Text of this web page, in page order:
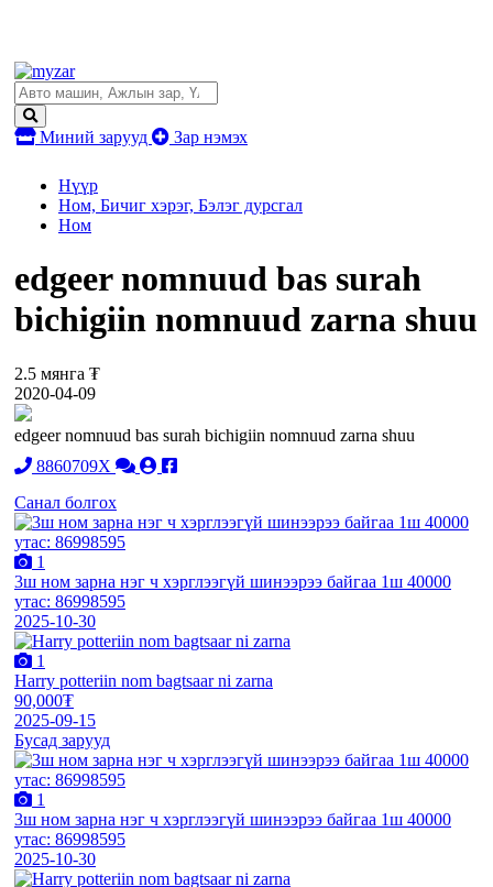
Миний зарууд Зар нэмэх
Нүүр
Ном, Бичиг хэрэг, Бэлэг дурсгал
Ном
edgeer nomnuud bas surah
bichigiin nomnuud zarna shuu
2.5 мянга ₮
2020-04-09
edgeer nomnuud bas surah bichigiin nomnuud zarna shuu
8860709X
Санал болгох
1
3ш ном зарна нэг ч хэрглээгүй шинээрээ байгаа 1ш 40000
утас: 86998595
2025-10-30
1
Harry potteriin nom bagtsaar ni zarna
90,000₮
2025-09-15
Бусад зарууд
1
3ш ном зарна нэг ч хэрглээгүй шинээрээ байгаа 1ш 40000
утас: 86998595
2025-10-30